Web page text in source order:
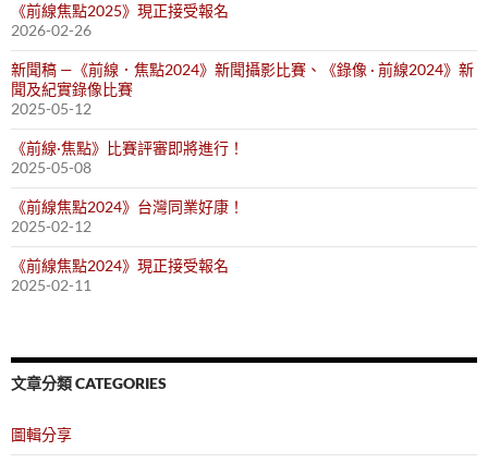
《前線焦點2025》現正接受報名
2026-02-26
新聞稿 —《前線．焦點2024》新聞攝影比賽、《錄像 · 前線2024》新
聞及紀實錄像比賽
2025-05-12
《前線·焦點》比賽評審即將進行！
2025-05-08
《前線焦點2024》台灣同業好康！
2025-02-12
《前線焦點2024》現正接受報名
2025-02-11
文章分類 CATEGORIES
圖輯分享